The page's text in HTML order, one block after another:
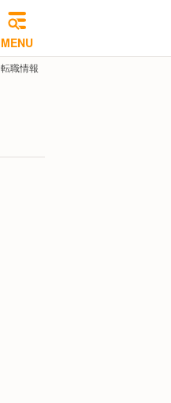
MENU
職情報